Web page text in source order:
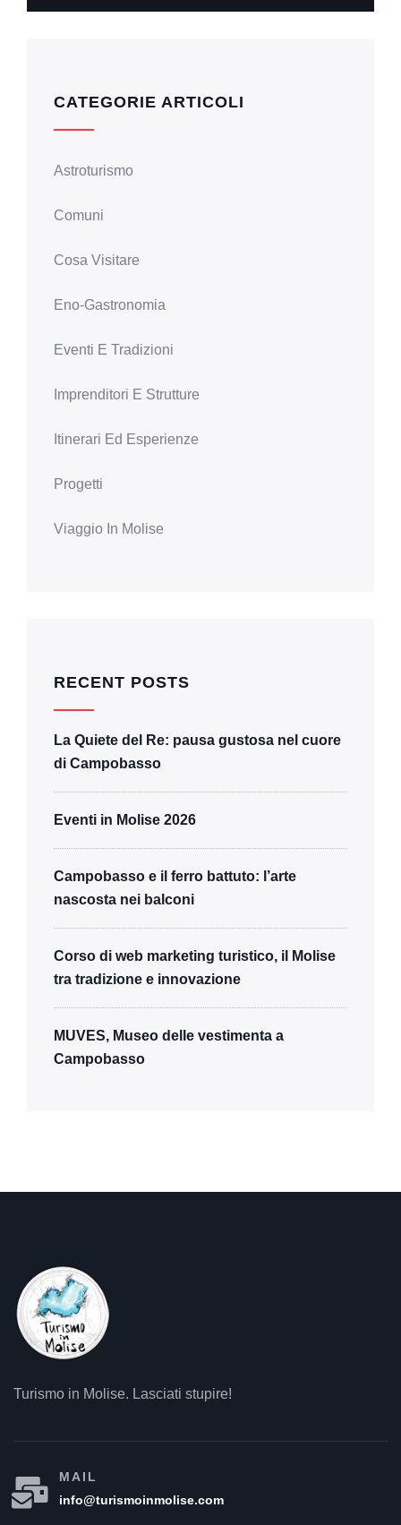
CATEGORIE ARTICOLI
Astroturismo
Comuni
Cosa Visitare
Eno-Gastronomia
Eventi E Tradizioni
Imprenditori E Strutture
Itinerari Ed Esperienze
Progetti
Viaggio In Molise
RECENT POSTS
La Quiete del Re: pausa gustosa nel cuore
di Campobasso
Eventi in Molise 2026
Campobasso e il ferro battuto: l’arte
nascosta nei balconi
Corso di web marketing turistico, il Molise
tra tradizione e innovazione
MUVES, Museo delle vestimenta a
Campobasso
Turismo in Molise. Lasciati stupire!
MAIL
info@turismoinmolise.com